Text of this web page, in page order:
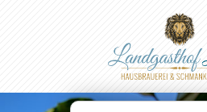
Zurck